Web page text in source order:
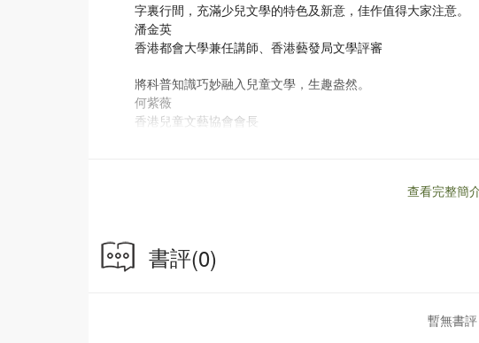
字裏行間，充滿少兒文學的特色及新意，佳作值得大家注意。
潘金英
香港都會大學兼任講師、香港藝發局文學評審
將科普知識巧妙融入兒童文學，生趣盎然。
何紫薇
香港兒童文藝協會會長
毛里湖禮賦學校副校長和湖南省漵浦縣盧峰中學第二任教導
香港科普科幻教育中心會員、香港少年兒童詩歌協會理事 、
正向教育小小說集《正向教育系列 關係及意義篇——幸福連結
查看完整簡
書評(0)
暫無書評